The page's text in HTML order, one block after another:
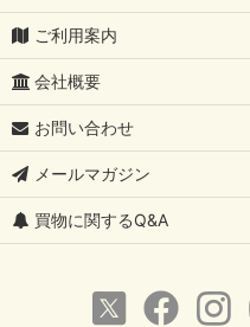
ご利用案内
会社概要
お問い合わせ
メールマガジン
買物に関するQ&A